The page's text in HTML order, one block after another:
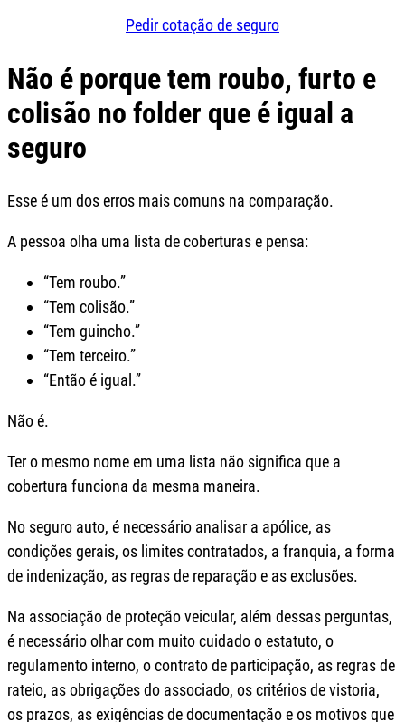
Pedir cotação de seguro
Não é porque tem roubo, furto e
colisão no folder que é igual a
seguro
Esse é um dos erros mais comuns na comparação.
A pessoa olha uma lista de coberturas e pensa:
“Tem roubo.”
“Tem colisão.”
“Tem guincho.”
“Tem terceiro.”
“Então é igual.”
Não é.
Ter o mesmo nome em uma lista não significa que a
cobertura funciona da mesma maneira.
No seguro auto, é necessário analisar a apólice, as
condições gerais, os limites contratados, a franquia, a forma
de indenização, as regras de reparação e as exclusões.
Na associação de proteção veicular, além dessas perguntas,
é necessário olhar com muito cuidado o estatuto, o
regulamento interno, o contrato de participação, as regras de
rateio, as obrigações do associado, os critérios de vistoria,
os prazos, as exigências de documentação e os motivos que